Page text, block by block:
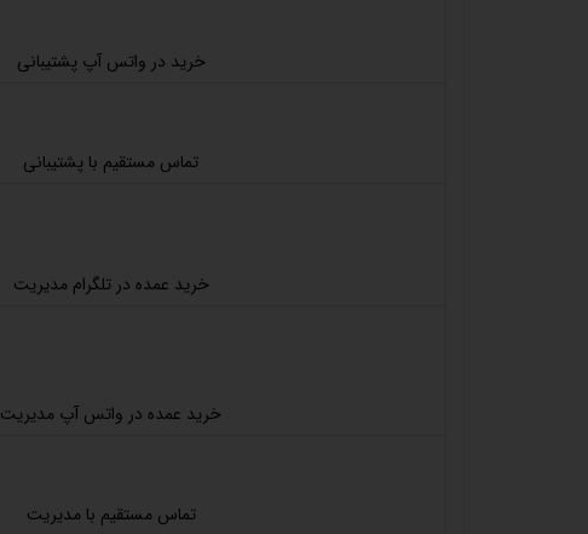
خرید در واتس آپ پشتیبانی
تماس مستقیم با پشتیبانی
خرید عمده در تلگرام مدیریت
خرید عمده در واتس آپ مدیریت
تماس مستقیم با مدیریت